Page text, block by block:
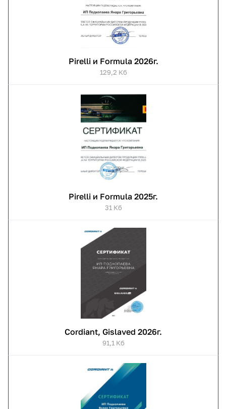
Pirelli и Formula 2026г.
129,2 Кб
Pirelli и Formula 2025г.
31 Кб
Cordiant, Gislaved 2026г.
91,1 Кб